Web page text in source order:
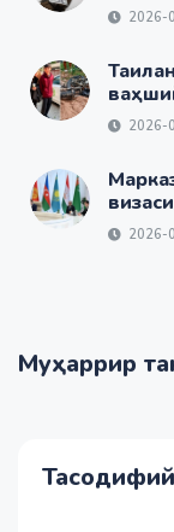
2026-
2026-
2026-
Муҳаррир